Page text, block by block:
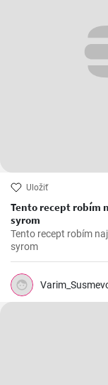
Uložiť
Tento recept robím
syrom
Tento recept robím
syrom